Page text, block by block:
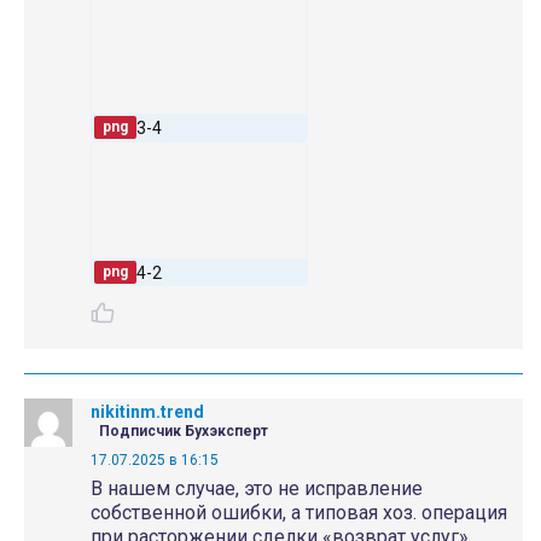
png 3-4
png 4-2
nikitinm.trend
Подписчик Бухэксперт
17.07.2025 в 16:15
В нашем случае, это не исправление
собственной ошибки, а типовая хоз. операция